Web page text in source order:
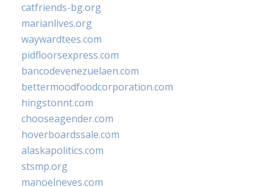
catfriends-bg.org
marianlives.org
waywardtees.com
pidfloorsexpress.com
bancodevenezuelaen.com
bettermoodfoodcorporation.com
hingstonnt.com
chooseagender.com
hoverboardssale.com
alaskapolitics.com
stsmp.org
manoelneves.com